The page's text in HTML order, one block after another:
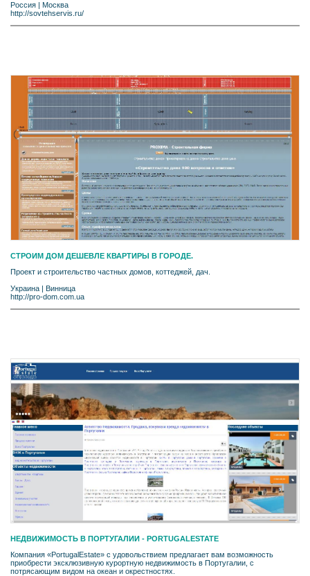
Россия
Москва
http://sovtehservis.ru/
СТРОИМ ДОМ ДЕШЕВЛЕ КВАРТИРЫ В ГОРОДЕ.
Проект и строительство частных домов, коттеджей, дач.
Украина | Винница
http://pro-dom.com.ua
НЕДВИЖИМОСТЬ В ПОРТУГАЛИИ - PORTUGALESTATE
Компания «PortugalEstate» с удовольствием предлагает вам возможность
приобрести эксклюзивную курортную недвижимость в Португалии, с
потрясающим видом на океан и окрестностях.